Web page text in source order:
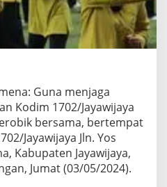
Guna menjaga
Kodim 1702/Jayawijaya
bersama, bertempat
Jayawijaya Jln. Yos
Kabupaten Jayawijaya,
Jumat (03/05/2024).